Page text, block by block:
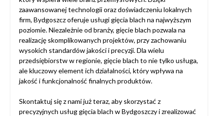
zaawansowanej technologii oraz doświadczeniu lokalnych
firm, Bydgoszcz oferuje usługi gięcia blach na najwyższym
poziomie. Niezależnie od branży, gięcie blach pozwala na
realizację skomplikowanych projektów, przy zachowaniu
wysokich standardów jakości i precyzji. Dla wielu
przedsiębiorstw w regionie, gięcie blach to nie tylko usługa,
ale kluczowy element ich działalności, który wpływa na
jakość i funkcjonalność finalnych produktów.
Skontaktuj się z nami już teraz, aby skorzystać z
precyzyjnych usług gięcia blach w Bydgoszczy i zrealizować